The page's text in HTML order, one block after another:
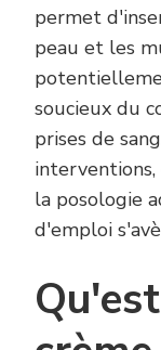
permet
peau et les
soucieux du
prises de
la posologie
d'emploi